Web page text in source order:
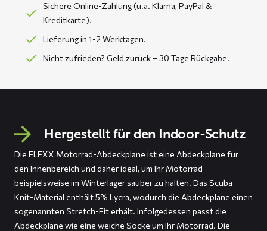
Sichere Online-Zahlung (u.a. Klarna, PayPal &
Kreditkarte).
Lieferung in 1-2 Werktagen.
Nicht zufrieden? Geld zurück – 30 Tage Rückgabe.
Hergestellt für den Indoor-Schutz
Die FLEXX Motorrad-Abdeckplane ist eine Abdeckplane für
den Innenbereich und daher ideal, um Ihr Motorrad
beispielsweise im Winterlager sauber zu halten. Das Scuba-
Knit-Material enthält 5% Lycra, wodurch die Abdeckplane einen
sogenannten Stretch-Fit erhält. Infolgedessen passt die
Abdeckplane wie eine weiche Socke um Ihr Motorrad. Die